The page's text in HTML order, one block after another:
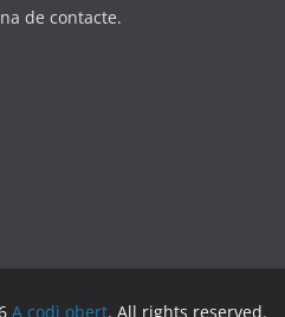
de contacte.
A codi obert. All rights reserved.